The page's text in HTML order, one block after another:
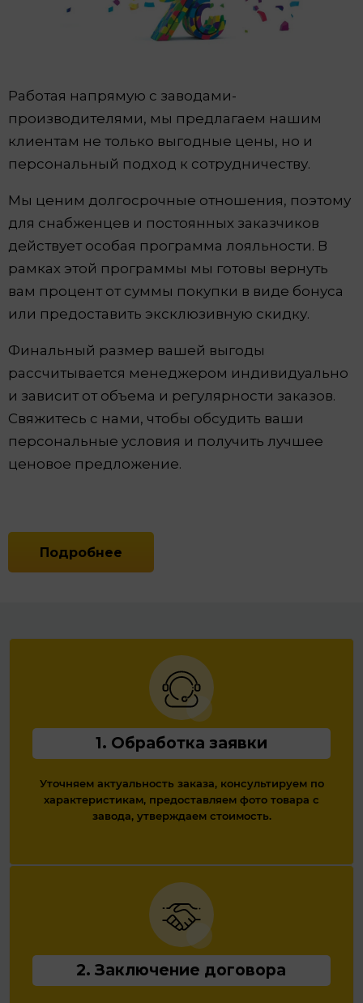
Работая напрямую с заводами-
производителями, мы предлагаем нашим
клиентам не только выгодные цены, но и
персональный подход к сотрудничеству.
Мы ценим долгосрочные отношения, поэтому
для снабженцев и постоянных заказчиков
действует особая программа лояльности. В
рамках этой программы мы готовы вернуть
вам процент от суммы покупки в виде бонуса
или предоставить эксклюзивную скидку.
Финальный размер вашей выгоды
рассчитывается менеджером индивидуально
и зависит от объема и регулярности заказов.
Свяжитесь с нами, чтобы обсудить ваши
персональные условия и получить лучшее
ценовое предложение.
Подробнее
1. Обработка заявки
Уточняем актуальность заказа, консультируем по
характеристикам, предоставляем фото товара с
завода, утверждаем стоимость.
2. Заключение договора